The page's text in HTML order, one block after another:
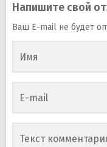
Напишите свой
Ваш E-mail не будет
Имя
E-mail
Текст